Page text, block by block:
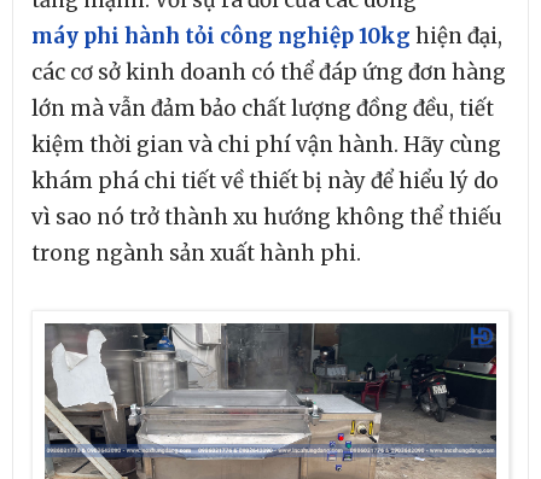
máy phi hành tỏi công nghiệp 10kg hiện đại,
các cơ sở kinh doanh có thể đáp ứng đơn hàng
lớn mà vẫn đảm bảo chất lượng đồng đều, tiết
kiệm thời gian và chi phí vận hành. Hãy cùng
khám phá chi tiết về thiết bị này để hiểu lý do
vì sao nó trở thành xu hướng không thể thiếu
trong ngành sản xuất hành phi.